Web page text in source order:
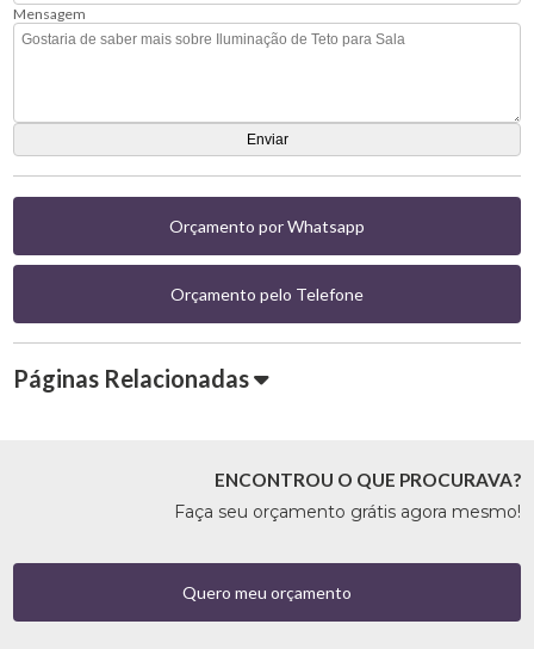
Mensagem
Orçamento por Whatsapp
Orçamento pelo Telefone
Páginas Relacionadas
ENCONTROU O QUE PROCURAVA?
Faça seu orçamento grátis agora mesmo!
Quero meu orçamento